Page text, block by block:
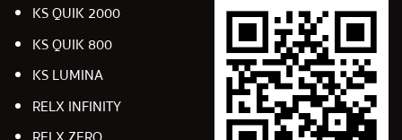
KS QUIK 2000
KS QUIK 800
KS LUMINA
RELX INFINITY